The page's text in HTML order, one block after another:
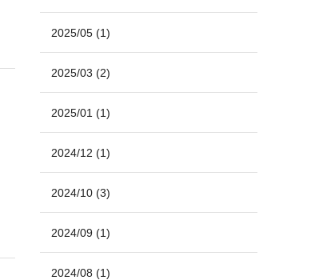
2025/05 (1)
2025/03 (2)
2025/01 (1)
2024/12 (1)
2024/10 (3)
2024/09 (1)
2024/08 (1)